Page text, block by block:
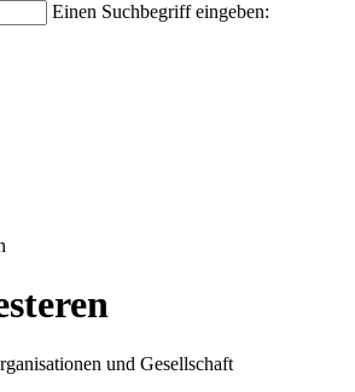
Einen Suchbegriff eingeben:
und Gesellschaft